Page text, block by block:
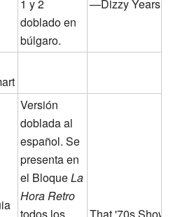
1 y 2
doblado en
búlgaro.
—Dizzy Years
Versión
doblada al
español. Se
presenta en
el BloqueLa
Hora Retro